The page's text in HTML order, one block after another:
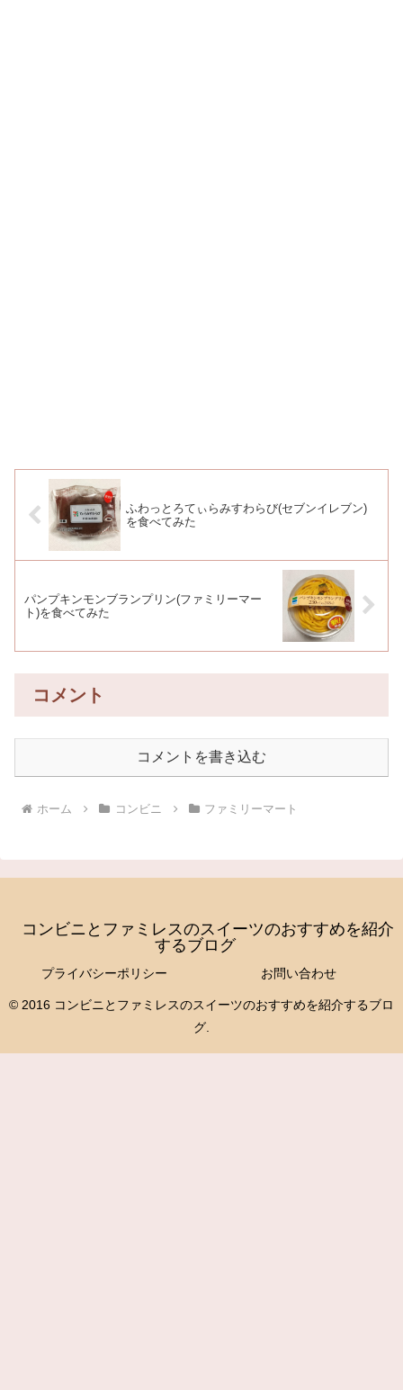
ふわっとろてぃらみすわらび(セブンイレブン)
を食べてみた
パンプキンモンブランプリン(ファミリーマー
ト)を食べてみた
コメント
コメントを書き込む
ホーム コンビニ ファミリーマート
コンビニとファミレスのスイーツのおすすめを紹介
するブログ
プライバシーポリシー お問い合わせ
© 2016 コンビニとファミレスのスイーツのおすすめを紹介するブロ
グ.